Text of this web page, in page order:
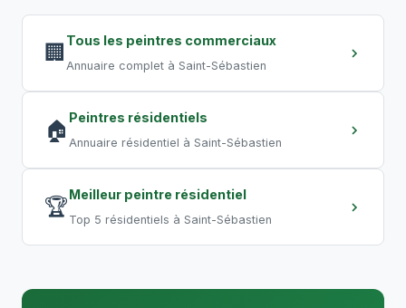
compresser les délais.
🏢 Tous les peintres commerciaux
Annuaire complet à Saint-Sébastien
🏠 Peintres résidentiels
Annuaire résidentiel à Saint-Sébastien
🏆Meilleur peintre résidentiel
Top 5 résidentiels à Saint-Sébastien